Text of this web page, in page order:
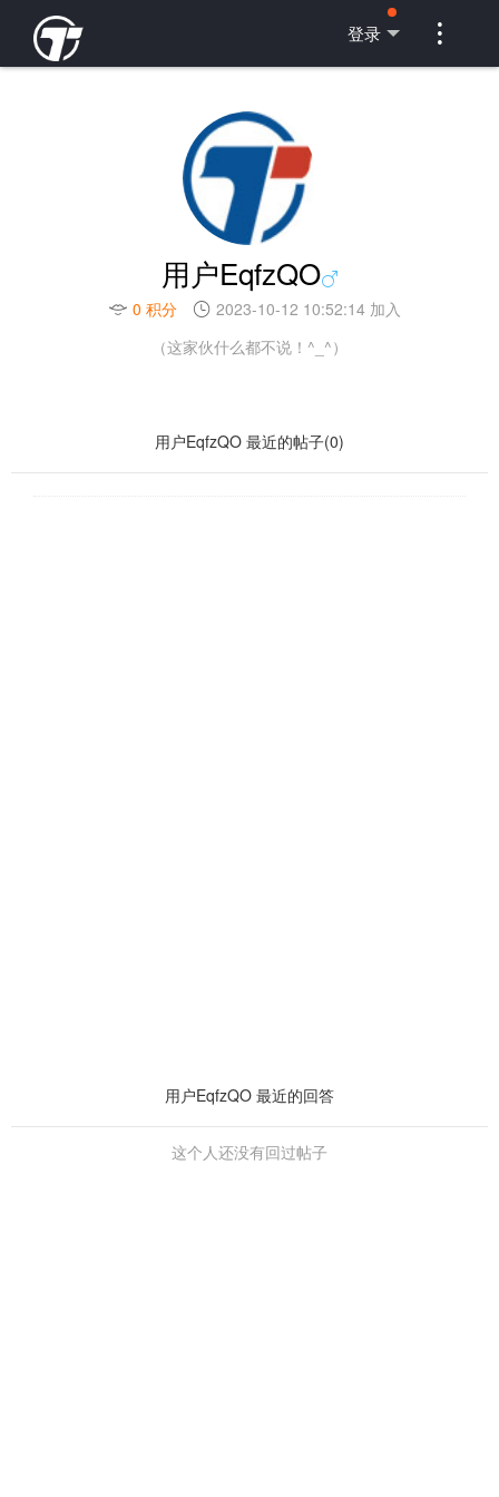
登录 
用户EqfzQO
0 积分
2023-10-12 10:52:14 加入
（这家伙什么都不说！^_^）
用户EqfzQO 最近的帖子(0)
用户EqfzQO 最近的回答
这个人还没有回过帖子